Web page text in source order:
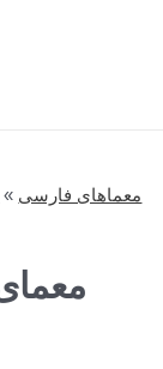
معماهای فارسی »